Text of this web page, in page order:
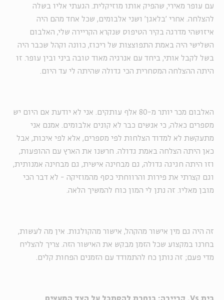
עם עופר מאירי, שהפיק אותו מוזיקלית. הגעתי אליו בשלה
להצלחה. אחרי 'בלאגן' ושני אלבומים, שכל אחד מהם היה
איזושהי מדרגה בקיר הטיפוס שנקרא הקריירה שלי, האלבום
השלישי היה באמת התפוצצות של ריכוז, כוונה וקהל שכבר היה
בשל לקבל אותי, ביחד עם אנרגיה מאוד טובה ביני ובין עופר. זו
היתה ההצלחה המסחרית הכי גדולה שהיתה לי עד היום.
האלבום מכר יותר מ-80 אלף עותקים. אני לא יודעת אם היום יש
מספרים כאלה, כי אנשים כבר לא קונים אלבומים. אמנם אני
מתעקשת לא למדוד הצלחות לפי מספרים, אלא לפי איכות, אבל
כאן היתה הצלחה באמת גדולה. חרשנו את הארץ עם ההופעות,
וזו היתה חגיגה גדולה, גם מבחינה אישית, גם מבחינה אמנותית,
וגם קצרתי את פירות והרווחתי כסף מהמוזיקה - לא דבר הכי
מובן מאליו. זה נתן לי המון כוח להמשיך הלאה.
זה היה גם מין אישור מהקהל, אישור מהקולגות. אין מה לעשות,
בחרנו במקצוע שכל הזמן מבקש את האישור הזה. צריך להצליח
מדי פעם; זה נותן כח להתמודד עם הזמנים הפחות קלים.